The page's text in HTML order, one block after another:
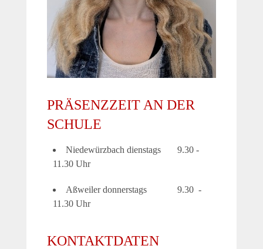
PRÄSENZZEIT AN DER
SCHULE
Niedewürzbach dienstags 9.30 -
11.30 Uhr
Aßweiler donnerstags 9.30 -
11.30 Uhr
KONTAKTDATEN